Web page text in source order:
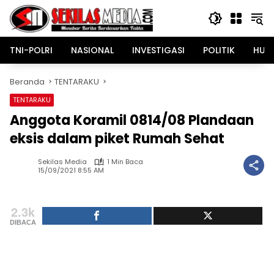
Langsung
konten
TNI-POLRI
NASIONAL INVESTIGASI POLITIK
Beranda TENTARAKU
TENTARAKU
Anggota Koramil 0814/08 Plandaan
eksis dalam piket Rumah Sehat
Sekilas Media
1 Min Baca
15/09/2021 8:55 AM
2.3k
DIBACA